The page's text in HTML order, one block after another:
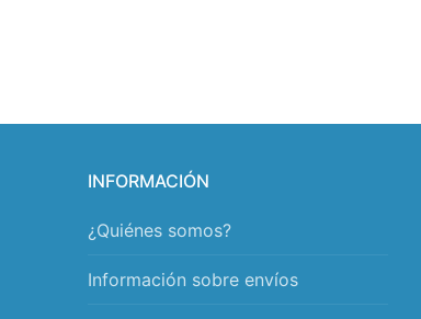
INFORMACIÓN
¿Quiénes somos?
Información sobre envíos